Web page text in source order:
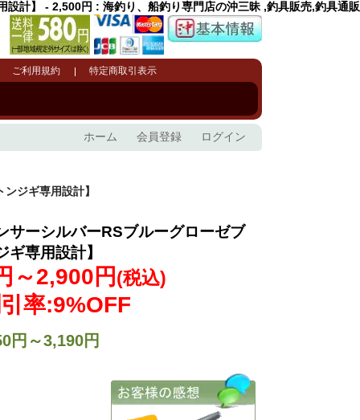
計】 - 2,500円 : 海釣り、船釣り専門店の沖三昧 ,釣具販売,釣具通販
ご利用規約 特定商取引表示
ホーム 会員登録 ログイン
ジギ専用設計】
サーシルバーRSブルーグローゼブ
ギ専用設計】
～2,900円 (税込)
率:9%OFF
円～3,190円